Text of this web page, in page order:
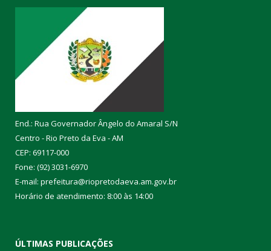
End.: Rua Governador Ângelo do Amaral S/N
Centro - Rio Preto da Eva - AM
CEP: 69117-000
Fone: (92) 3031-6970
E-mail: prefeitura@riopretodaeva.am.gov.br
Horário de atendimento: 8:00 às 14:00
ÚLTIMAS PUBLICAÇÕES